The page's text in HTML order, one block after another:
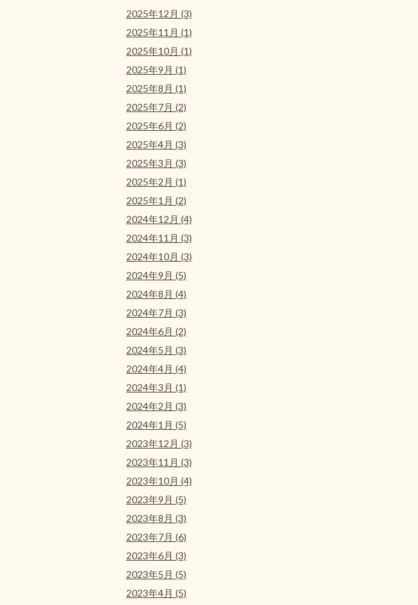
2025年12月 (3)
2025年11月 (1)
2025年10月 (1)
2025年9月 (1)
2025年8月 (1)
2025年7月 (2)
2025年6月 (2)
2025年4月 (3)
2025年3月 (3)
2025年2月 (1)
2025年1月 (2)
2024年12月 (4)
2024年11月 (3)
2024年10月 (3)
2024年9月 (5)
2024年8月 (4)
2024年7月 (3)
2024年6月 (2)
2024年5月 (3)
2024年4月 (4)
2024年3月 (1)
2024年2月 (3)
2024年1月 (5)
2023年12月 (3)
2023年11月 (3)
2023年10月 (4)
2023年9月 (5)
2023年8月 (3)
2023年7月 (6)
2023年6月 (3)
2023年5月 (5)
2023年4月 (5)